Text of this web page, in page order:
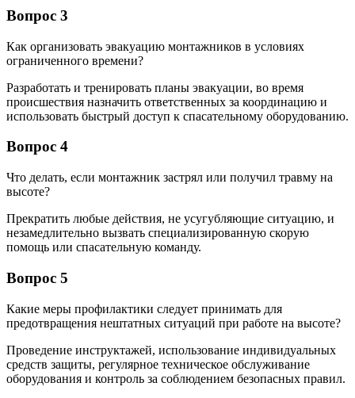
Вопрос 3
Как организовать эвакуацию монтажников в условиях
ограниченного времени?
Разработать и тренировать планы эвакуации, во время
происшествия назначить ответственных за координацию и
использовать быстрый доступ к спасательному оборудованию.
Вопрос 4
Что делать, если монтажник застрял или получил травму на
высоте?
Прекратить любые действия, не усугубляющие ситуацию, и
незамедлительно вызвать специализированную скорую
помощь или спасательную команду.
Вопрос 5
Какие меры профилактики следует принимать для
предотвращения нештатных ситуаций при работе на высоте?
Проведение инструктажей, использование индивидуальных
средств защиты, регулярное техническое обслуживание
оборудования и контроль за соблюдением безопасных правил.